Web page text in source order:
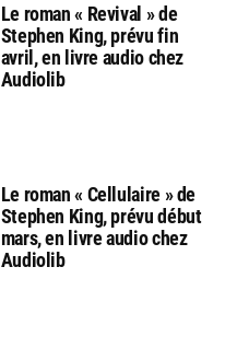
Le roman « Revival » de
Stephen King, prévu fin
avril, en livre audio chez
Audiolib
Le roman « Cellulaire » de
Stephen King, prévu début
mars, en livre audio chez
Audiolib